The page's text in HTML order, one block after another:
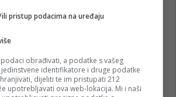
pristup podacima na uređaju
obrađivati, a podatke s vašeg
jedinstvene identifikatore i druge podatke
dijeliti te im pristupati 212
upotrebljavati ova web-lokacija. Mi i naši